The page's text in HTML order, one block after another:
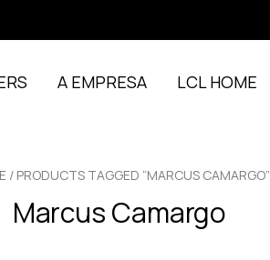
A EMPRESA LCL HOME
/ PRODUCTS TAGGED “MARCUS CAMARGO”
Marcus Camargo